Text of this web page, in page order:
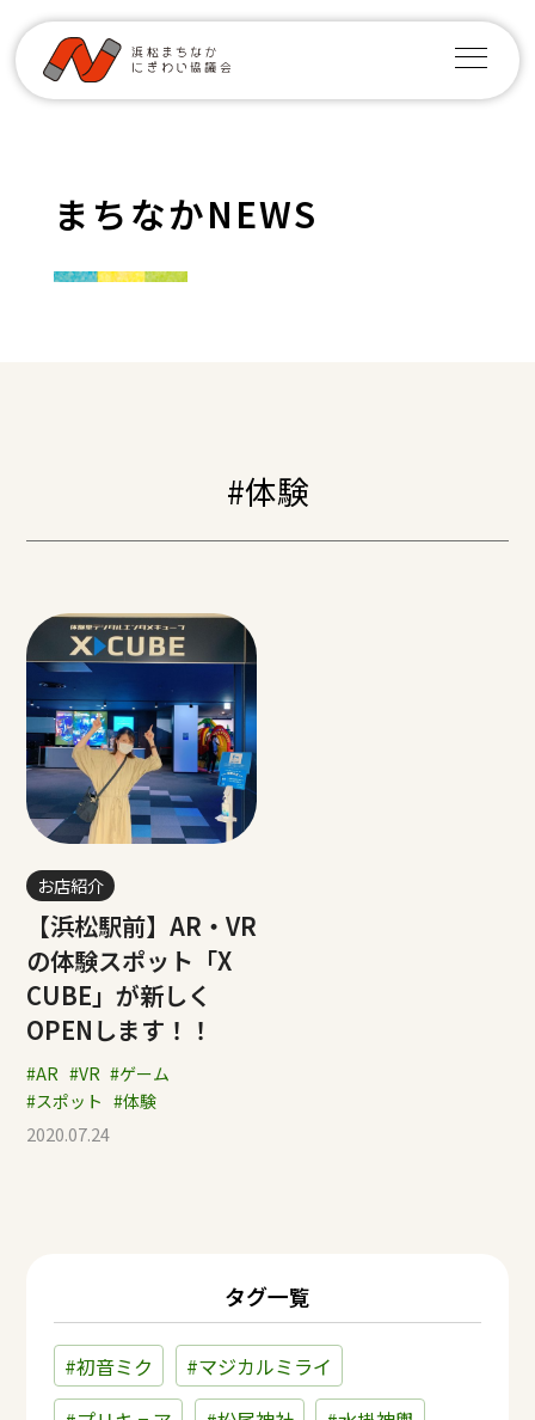
まちなかNEWS
#体験
お店紹介
【浜松駅前】AR・VR
の体験スポット「X
CUBE」が新しく
OPENします！！
#AR #VR #ゲーム
#スポット #体験
2020.07.24
タグ一覧
#初音ミク
#マジカルミライ